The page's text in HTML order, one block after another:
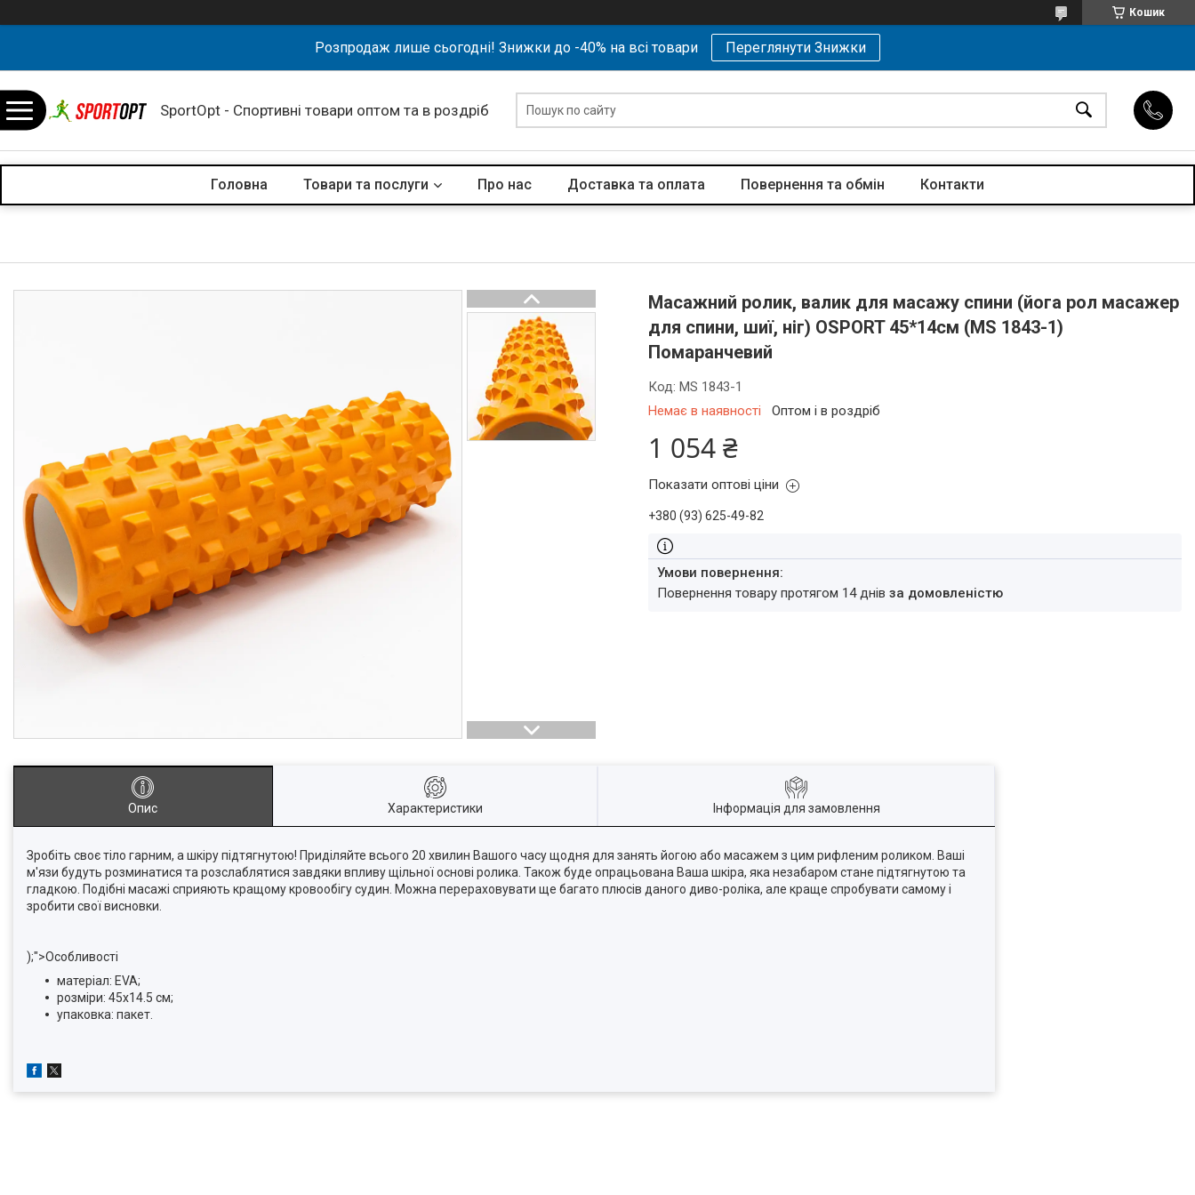
Кошик
Розпродаж лише сьогодні! Знижки до -40% на всі товари Переглянути Знижки
SportOpt - Спортивні товари оптом та в роздріб
Головна Товари та послуги Про нас Доставка та оплата Повернення та обмін Контакти
Масажний ролик, валик для масажу спини (йога рол масажер
для спини, шиї, ніг) OSPORT 45*14см (MS 1843-1)
Помаранчевий
Немає в наявності Оптом і в роздріб
Код:MS 1843-1
1 054 ₴
Показати оптові ціни
+380 (93) 625-49-82
повернення товару протягом 14 днівза домовленістю
Опис Характеристики Інформація для замовлення
Зробіть своє тіло гарним, а шкіру підтягнутою! Приділяйте всього 20 хвилин Вашого часу щодня для занять йогою або масажем з цим рифленим роликом. Ваші
м'язи будуть розминатися та розслаблятися завдяки впливу щільної основі ролика. Також буде опрацьована Ваша шкіра, яка незабаром стане підтягнутою та
гладкою. Подібні масажі сприяють кращому кровообігу судин. Можна перераховувати ще багато плюсів даного диво-роліка, але краще спробувати самому і
зробити свої висновки.
);">Особливості
матеріал: EVA;
розміри: 45x14.5 см;
упаковка: пакет.